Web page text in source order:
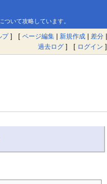
ついて攻略しています。
プ] [ ページ編集 | 新規作成 | 差分 |
過去ログ ] [ ログイン ]